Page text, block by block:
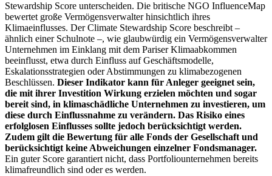
Stewardship Score unterscheiden. Die britische NGO InfluenceMap
bewertet große Vermögensverwalter hinsichtlich ihres
Klimaeinflusses. Der Climate Stewardship Score beschreibt –
ähnlich einer Schulnote –, wie glaubwürdig ein Vermögensverwalter
Unternehmen im Einklang mit dem Pariser Klimaabkommen
beeinflusst, etwa durch Einfluss auf Geschäftsmodelle,
Eskalationsstrategien oder Abstimmungen zu klimabezogenen
Beschlüssen. Dieser Indikator kann für Anleger geeignet sein,
die mit ihrer Investition Wirkung erzielen möchten und sogar
bereit sind, in klimaschädliche Unternehmen zu investieren, um
diese durch Einflussnahme zu verändern. Das Risiko eines
erfolglosen Einflusses sollte jedoch berücksichtigt werden.
Zudem gilt die Bewertung für alle Fonds der Gesellschaft und
berücksichtigt keine Abweichungen einzelner Fondsmanager.
Ein guter Score garantiert nicht, dass Portfoliounternehmen bereits
klimafreundlich sind oder es werden.